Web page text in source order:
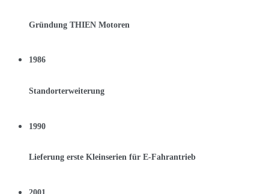
Gründung THIEN Motoren
1986
Standorterweiterung
1990
Lieferung erste Kleinserien für E-Fahrantrieb